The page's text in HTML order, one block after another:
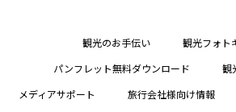
観光のお手伝い
観光フォト
パンフレット無料ダウンロード
観
メディアサポート
旅行会社様向け情報